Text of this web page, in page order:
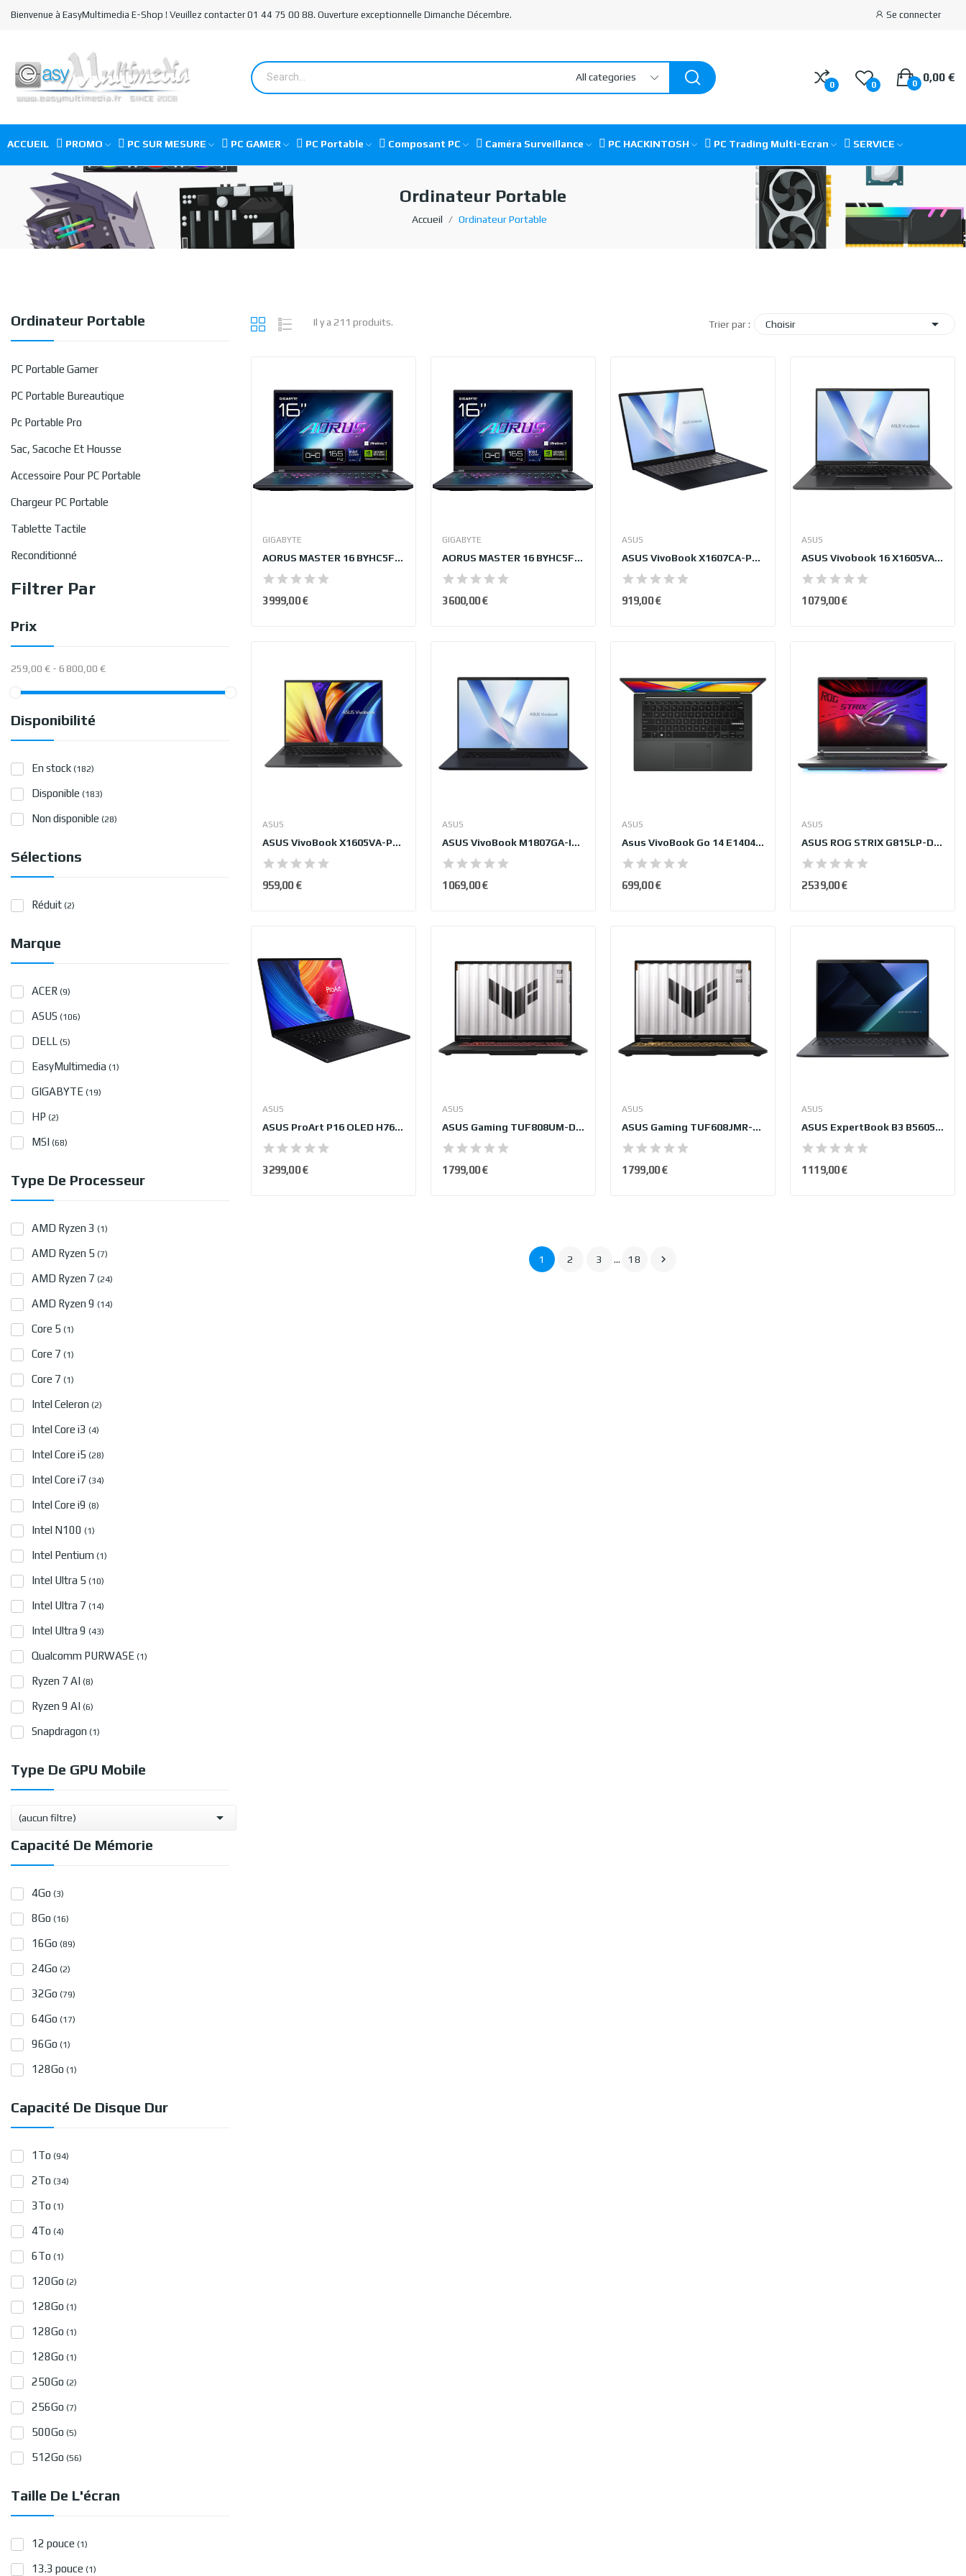
Bienvenue à EasyMultimedia E-Shop ! Veuillez contacter 01 44 75 00 88. Ouverture exceptionnelle Dimanche Décembre. Se connecter
All categories
0 0
0,00 €
0
ACCUEIL PROMO PC SUR MESURE PC GAMER PC Portable Composant PC Caméra Surveillance PC HACKINTOSH PC Trading Multi-Ecran SERVICE
Ordinateur Portable
Accueil Ordinateur Portable
Ordinateur Portable
PC Portable Gamer
PC Portable Bureautique
Pc Portable Pro
Sac, Sacoche Et Housse
Accessoire Pour PC Portable
Chargeur PC Portable
Tablette Tactile
Reconditionné
Filtrer Par
Prix
259,00 € - 6 800,00 €
Disponibilité
En stock (182)
Disponible (183)
Non disponible (28)
Sélections
Réduit (2)
Marque
ACER (9)
ASUS (106)
DELL (5)
EasyMultimedia (1)
GIGABYTE (19)
HP (2)
MSI (68)
Type De Processeur
AMD Ryzen 3 (1)
AMD Ryzen 5 (7)
AMD Ryzen 7 (24)
AMD Ryzen 9 (14)
Core 5 (1)
Core 7 (1)
Core 7 (1)
Intel Celeron (2)
Intel Core i3 (4)
Intel Core i5 (28)
Intel Core i7 (34)
Intel Core i9 (8)
Intel N100 (1)
Intel Pentium (1)
Intel Ultra 5 (10)
Intel Ultra 7 (14)
Intel Ultra 9 (43)
Qualcomm PURWASE (1)
Ryzen 7 AI (8)
Ryzen 9 AI (6)
Snapdragon (1)
Type De GPU Mobile
(aucun filtre) 
Capacité De Mémorie
4Go (3)
8Go (16)
16Go (89)
24Go (2)
32Go (79)
64Go (17)
96Go (1)
128Go (1)
Capacité De Disque Dur
1To (94)
2To (34)
3To (1)
4To (4)
6To (1)
120Go (2)
128Go (1)
128Go (1)
128Go (1)
250Go (2)
256Go (7)
500Go (5)
512Go (56)
Taille De L'écran
12 pouce (1)
13.3 pouce (1)
Il y a 211 produits. Trier par : Choisir 
GIGABYTE
AORUS MASTER 16 BYHC5FRE65SP 64Go
3 999,00 €
GIGABYTE
AORUS MASTER 16 BYHC5FRE65SP
3 600,00 €
ASUS
ASUS VivoBook X1607CA-PRO-DICMB186X
919,00 €
ASUS
ASUS Vivobook 16 X1605VA-PRO-DICMB2421X
1 079,00 €
ASUS
ASUS VivoBook X1605VA-PRO-DICMB2415X
959,00 €
ASUS
ASUS VivoBook M1807GA-ISCS8075W
1 069,00 €
ASUS
Asus VivoBook Go 14 E1404FA-EB838W
699,00 €
ASUS
ASUS ROG STRIX G815LP-DICS8138W
2 539,00 €
ASUS
ASUS ProArt P16 OLED H7606WR-DICSE124X
3 299,00 €
ASUS
ASUS Gaming TUF808UM-DICS8102W
1 799,00 €
ASUS
ASUS Gaming TUF608JMR-DICQT072W
1 799,00 €
ASUS
ASUS ExpertBook B3 B5605CCA-PL0017X
1 119,00 €
1 2 3 … 18 